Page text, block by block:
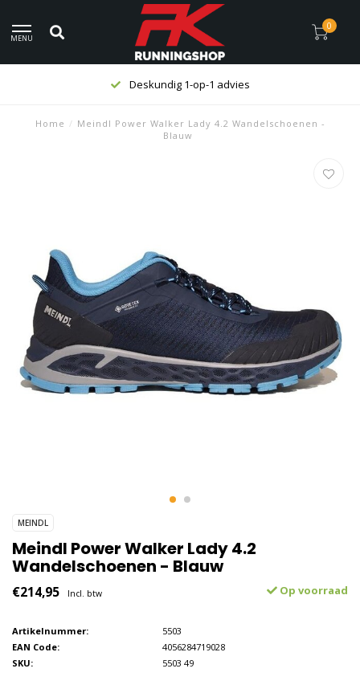
MENU
0
Deskundig 1-op-1 advies
Home / Meindl Power Walker Lady 4.2 Wandelschoenen -
Blauw
MEINDL
Meindl Power Walker Lady 4.2
Wandelschoenen - Blauw
€214,95 Incl. btw Op voorraad
Artikelnummer:
5503
EAN Code:
4056284719028
SKU:
5503 49